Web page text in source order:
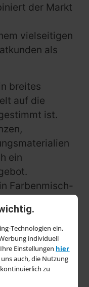
Technologien ein,
individuell
Einstellungen hier
auch, die Nutzung
zu
der Markt
vielseitigen
als
breites
auf die
ist.
ein
Farbenmisch-
Standort
Privatkunden
sichern
Föhr und